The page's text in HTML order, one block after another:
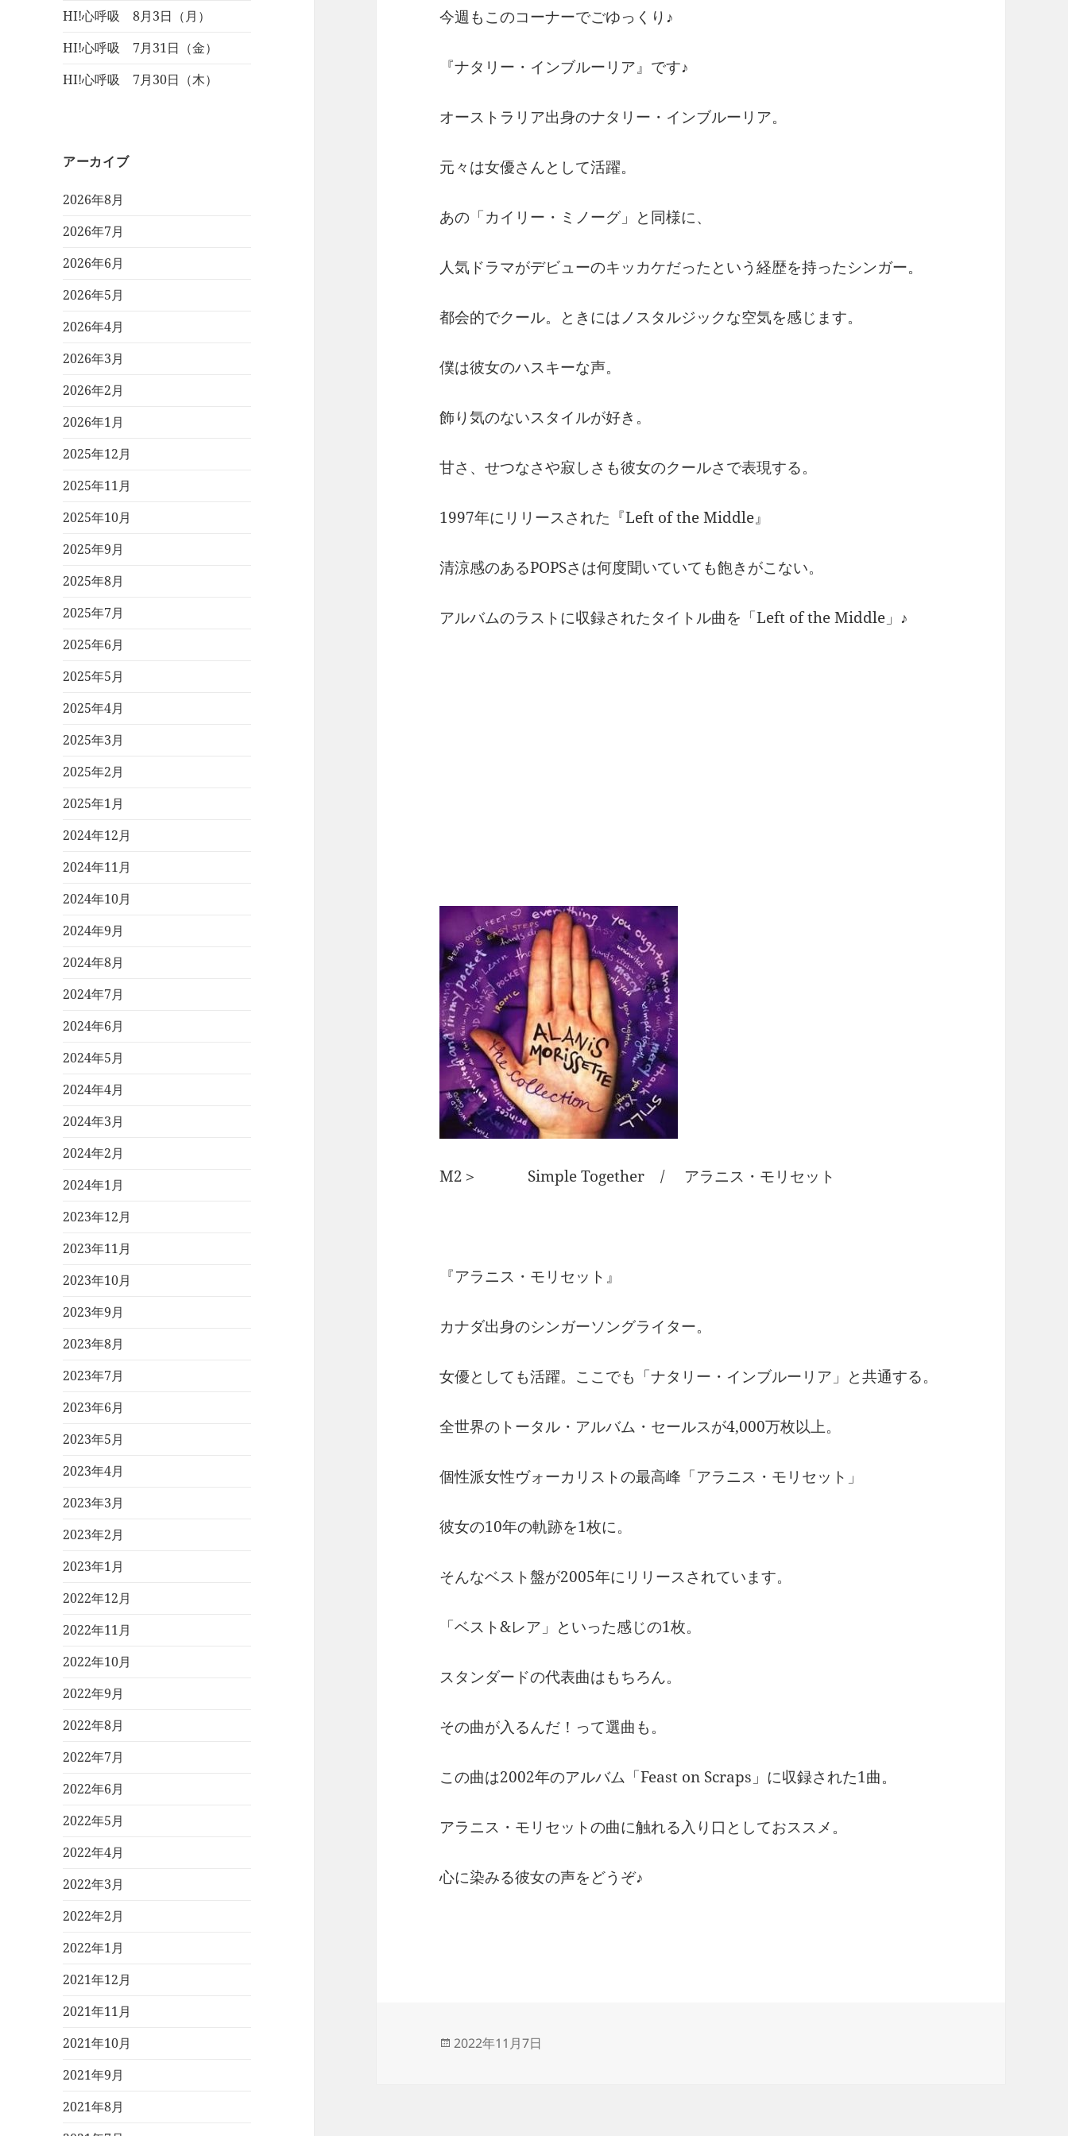
HI!心呼吸 8月3日（月）
HI!心呼吸 7月31日（金）
HI!心呼吸 7月30日（木）
アーカイブ
2026年8月
2026年7月
2026年6月
2026年5月
2026年4月
2026年3月
2026年2月
2026年1月
2025年12月
2025年11月
2025年10月
2025年9月
2025年8月
2025年7月
2025年6月
2025年5月
2025年4月
2025年3月
2025年2月
2025年1月
2024年12月
2024年11月
2024年10月
2024年9月
2024年8月
2024年7月
2024年6月
2024年5月
2024年4月
2024年3月
2024年2月
2024年1月
2023年12月
2023年11月
2023年10月
2023年9月
2023年8月
2023年7月
2023年6月
2023年5月
2023年4月
2023年3月
2023年2月
2023年1月
2022年12月
2022年11月
2022年10月
2022年9月
2022年8月
2022年7月
2022年6月
2022年5月
2022年4月
2022年3月
2022年2月
2022年1月
2021年12月
2021年11月
2021年10月
2021年9月
2021年8月
今週もこのコーナーでごゆっくり♪
『ナタリー・インブルーリア』です♪
オーストラリア出身のナタリー・インブルーリア。
元々は女優さんとして活躍。
あの「カイリー・ミノーグ」と同様に、
人気ドラマがデビューのキッカケだったという経歴を持ったシンガー。
都会的でクール。ときにはノスタルジックな空気を感じます。
僕は彼女のハスキーな声。
飾り気のないスタイルが好き。
甘さ、せつなさや寂しさも彼女のクールさで表現する。
1997年にリリースされた『Left of the Middle』
清涼感のあるPOPSさは何度聞いていても飽きがこない。
アルバムのラストに収録されたタイトル曲を「Left of the Middle」♪
M2＞ Simple Together / アラニス・モリセット
『アラニス・モリセット』
カナダ出身のシンガーソングライター。
女優としても活躍。ここでも「ナタリー・インブルーリア」と共通する。
全世界のトータル・アルバム・セールスが4,000万枚以上。
個性派女性ヴォーカリストの最高峰「アラニス・モリセット」
彼女の10年の軌跡を1枚に。
そんなベスト盤が2005年にリリースされています。
「ベスト&レア」といった感じの1枚。
スタンダードの代表曲はもちろん。
その曲が入るんだ！って選曲も。
この曲は2002年のアルバム「Feast on Scraps」に収録された1曲。
アラニス・モリセットの曲に触れる入り口としておススメ。
心に染みる彼女の声をどうぞ♪
投
2022年11月7日